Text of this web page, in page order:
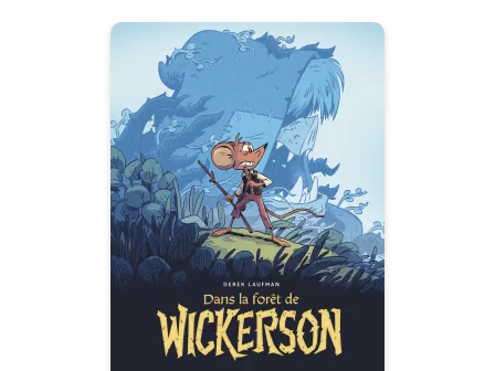
Dans la forêt de
Wickerson
Date de parution :
01/04/2026
Dans chaque petit héros se
cache un très grand courage.